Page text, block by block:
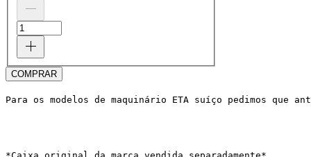
COMPRAR
Para os modelos de maquinário ETA suíço pedimos